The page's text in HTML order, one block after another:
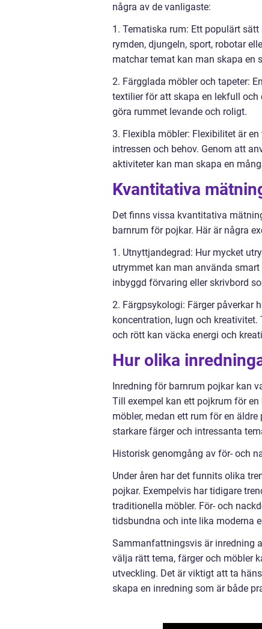
några av de vanligaste:
1. Tematiska rum: Ett populärt
rymden, djungeln, sport, robotar
matchar temat kan man skapa en
2. Färgglada möbler och tapeter:
textilier för att skapa en lekfull
göra rummet levande och roligt.
3. Flexibla möbler: Flexibilitet är
intressen och behov. Genom att
aktiviteter kan man skapa en
Kvantitativa
Det finns vissa kvantitativa
barnrum för pojkar. Här är några
1. Utnyttjandegrad: Hur mycket
utrymmet kan man använda
inbyggd förvaring eller skrivbord
2. Färgpsykologi: Färger påverkar
koncentration, lugn och
och rött kan väcka energi och
Hur olika
Inredning för barnrum pojkar kan
Till exempel kan ett pojkrum för
möbler, medan ett rum för en
starkare färger och intressanta
Historisk genomgång av för- och
Under åren har det funnits olika
pojkar. Exempelvis har tidigare
traditionella möbler. För- och
tidsbundna och inte lika moderna
Sammanfattningsvis är inredning
välja rätt tema, färger och möbler
utveckling. Det är viktigt att ta
skapa en inredning som är både